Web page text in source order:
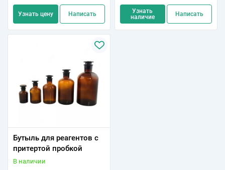
Узнать цену Написать
Узнать
наличие
Написать
Бутыль для реагентов с
притертой пробкой
В наличии